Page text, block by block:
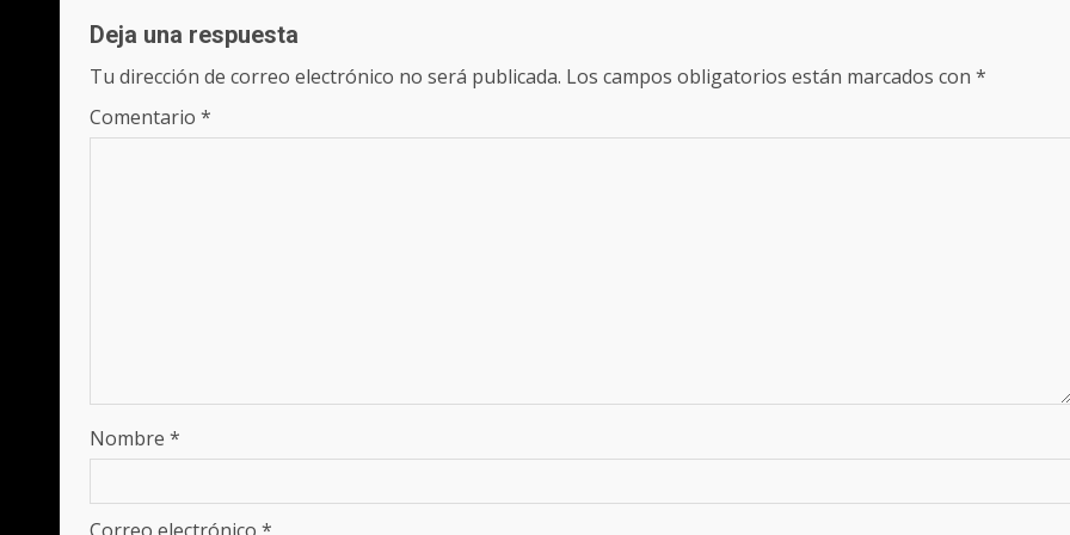
Deja una respuesta
Tu dirección de correo electrónico no será publicada. Los campos obligatorios están marcados con *
Comentario *
Nombre *